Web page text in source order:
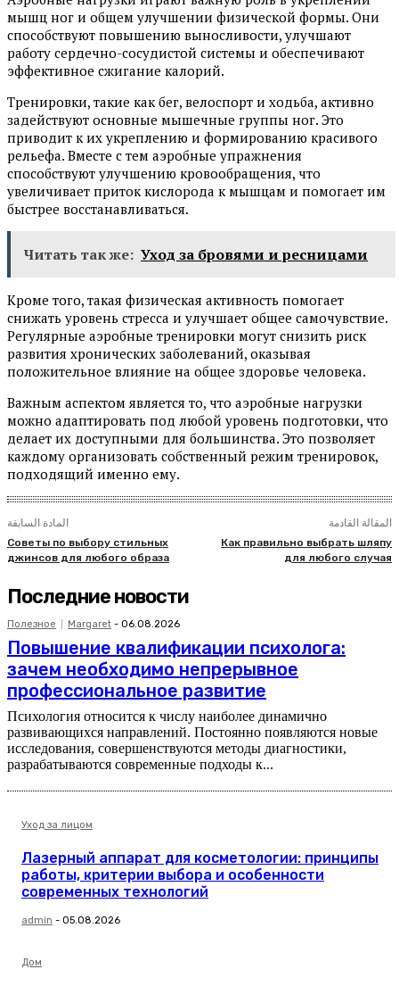
мышц ног и общем улучшении физической формы. Они
способствуют повышению выносливости, улучшают
работу сердечно-сосудистой системы и обеспечивают
эффективное сжигание калорий.
Тренировки, такие как бег, велоспорт и ходьба, активно
задействуют основные мышечные группы ног. Это
приводит к их укреплению и формированию красивого
рельефа. Вместе с тем аэробные упражнения
способствуют улучшению кровообращения, что
увеличивает приток кислорода к мышцам и помогает им
быстрее восстанавливаться.
Читать так же: Уход за бровями и ресницами
Кроме того, такая физическая активность помогает
снижать уровень стресса и улучшает общее самочувствие.
Регулярные аэробные тренировки могут снизить риск
развития хронических заболеваний, оказывая
положительное влияние на общее здоровье человека.
Важным аспектом является то, что аэробные нагрузки
можно адаптировать под любой уровень подготовки, что
делает их доступными для большинства. Это позволяет
каждому организовать собственный режим тренировок,
подходящий именно ему.
المادة السابقة
Советы по выбору стильных
джинсов для любого образа
المقالة القادمة
Как правильно выбрать шляпу
для любого случая
Последние новости
Полезное Margaret - 06.08.2026
Повышение квалификации психолога:
зачем необходимо непрерывное
профессиональное развитие
Психология относится к числу наиболее динамично
развивающихся направлений. Постоянно появляются новые
исследования, совершенствуются методы диагностики,
разрабатываются современные подходы к...
Уход за лицом
Лазерный аппарат для косметологии: принципы
работы, критерии выбора и особенности
современных технологий
admin - 05.08.2026
Дом